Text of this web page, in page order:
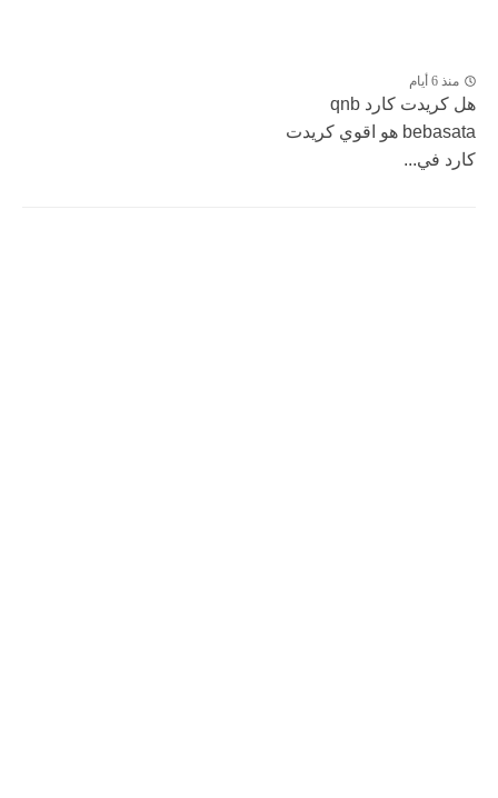
منذ 6 أيام
هل كريدت كارد qnb
bebasata هو اقوي كريدت
كارد في...